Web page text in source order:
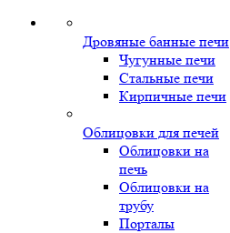
Дровяные банные печи
Чугунные печи
Стальные печи
Кирпичные печи
Облицовки для печей
Облицовки на
печь
Облицовки на
трубу
Порталы